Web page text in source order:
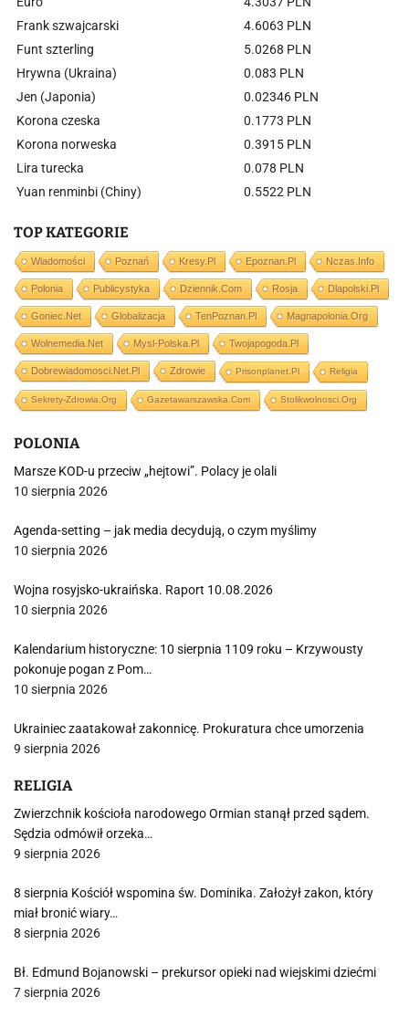
Frank szwajcarski
4.6063 PLN
Funt szterling
5.0268 PLN
Hrywna (Ukraina)
0.083 PLN
Jen (Japonia)
0.02346 PLN
Korona czeska
0.1773 PLN
Korona norweska
0.3915 PLN
Lira turecka
0.078 PLN
Yuan renminbi (Chiny)
0.5522 PLN
TOP KATEGORIE
Wiadomości Poznań Kresy.pl Epoznan.pl Nczas.info
Polonia Publicystyka Dziennik.com Rosja Dlapolski.pl
Goniec.net Globalizacja TenPoznan.pl Magnapolonia.org
Wolnemedia.net Mysl-Polska.pl Twojapogoda.pl
Dobrewiadomosci.net.pl Zdrowie Prisonplanet.pl Religia
Sekrety-Zdrowia.org Gazetawarszawska.com Stolikwolnosci.org
POLONIA
Marsze KOD-u przeciw „hejtowi”. Polacy je olali
10 sierpnia 2026
Agenda-setting – jak media decydują, o czym myślimy
10 sierpnia 2026
Wojna rosyjsko-ukraińska. Raport 10.08.2026
10 sierpnia 2026
Kalendarium historyczne: 10 sierpnia 1109 roku – Krzywousty
pokonuje pogan z Pom…
10 sierpnia 2026
Ukrainiec zaatakował zakonnicę. Prokuratura chce umorzenia
9 sierpnia 2026
RELIGIA
Zwierzchnik kościoła narodowego Ormian stanął przed sądem.
Sędzia odmówił orzeka…
9 sierpnia 2026
8 sierpnia Kościół wspomina św. Dominika. Założył zakon, który
miał bronić wiary…
8 sierpnia 2026
Bł. Edmund Bojanowski – prekursor opieki nad wiejskimi dziećmi
7 sierpnia 2026